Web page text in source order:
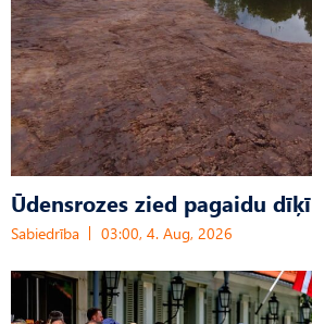
Ūdensrozes zied pagaidu dīķī
Sabiedrība 03:00, 4. Aug, 2026